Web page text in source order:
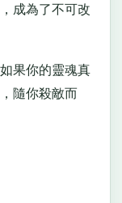
成為了不可改
果你的靈魂真
隨你殺敵而